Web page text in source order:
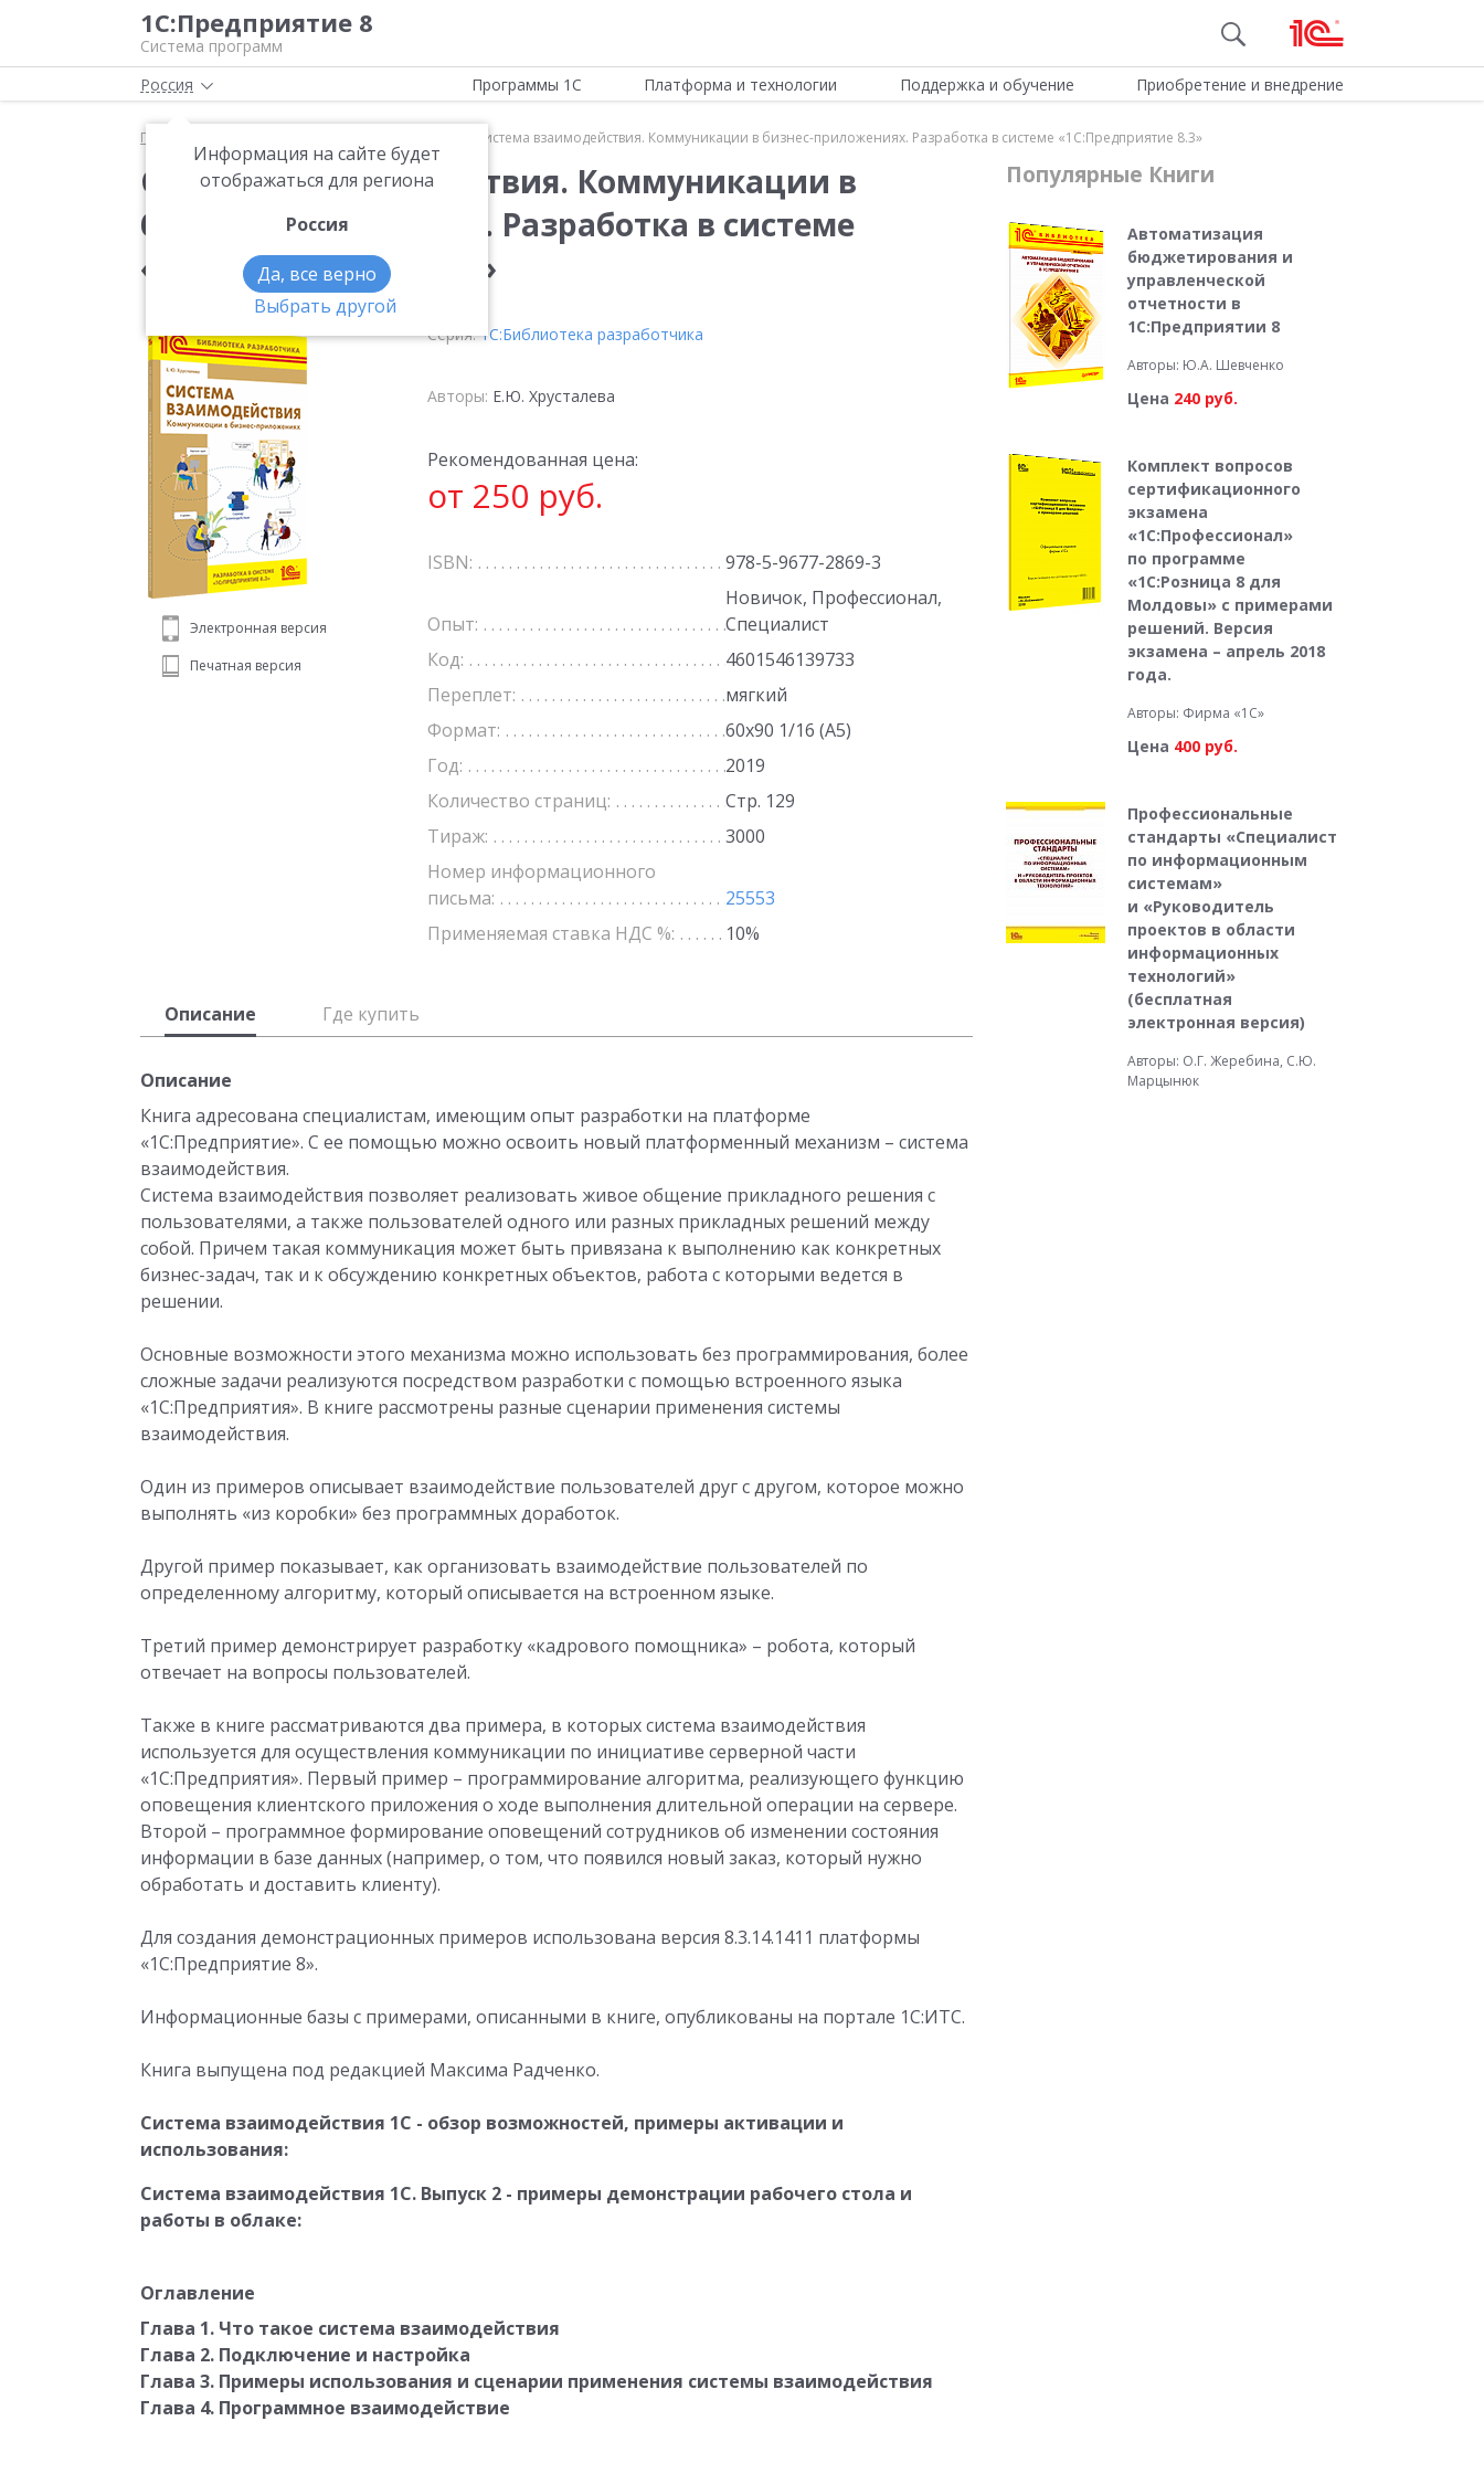
1С:Предприятие 8
Система программ
Россия
Информация на сайте будет
отображаться для региона
Россия
Да, все верно
Выбрать другой
Программы 1С Платформа и технологии Поддержка и обучение Приобретение и внедрение
Главная Система взаимодействия. Коммуникации в бизнес-приложениях. Разработка в системе «1С:Предприятие 8.3»
Система взаимодействия. Коммуникации в
бизнес-приложениях. Разработка в системе
«1С:Предприятие 8.3»
Электронная версия
Печатная версия
Серия: 1С:Библиотека разработчика
Авторы: Е.Ю. Хрусталева
Рекомендованная цена:
от 250 руб.
ISBN: 978-5-9677-2869-3
Опыт:
Новичок, Профессионал,
Специалист
Код:
4601546139733
Переплет:
мягкий
Формат:
60х90 1/16 (А5)
Год:
2019
Количество страниц:
Стр. 129
Тираж:
3000
Номер информационного
письма:
25553
Применяемая ставка НДС %:
10%
Описание Где купить
Описание
Книга адресована специалистам, имеющим опыт разработки на платформе
«1С:Предприятие». С ее помощью можно освоить новый платформенный механизм – система
взаимодействия.
Система взаимодействия позволяет реализовать живое общение прикладного решения с
пользователями, а также пользователей одного или разных прикладных решений между
собой. Причем такая коммуникация может быть привязана к выполнению как конкретных
бизнес-задач, так и к обсуждению конкретных объектов, работа с которыми ведется в
решении.
Основные возможности этого механизма можно использовать без программирования, более
сложные задачи реализуются посредством разработки с помощью встроенного языка
«1С:Предприятия». В книге рассмотрены разные сценарии применения системы
взаимодействия.
Один из примеров описывает взаимодействие пользователей друг с другом, которое можно
выполнять «из коробки» без программных доработок.
Другой пример показывает, как организовать взаимодействие пользователей по
определенному алгоритму, который описывается на встроенном языке.
Третий пример демонстрирует разработку «кадрового помощника» – робота, который
отвечает на вопросы пользователей.
Также в книге рассматриваются два примера, в которых система взаимодействия
используется для осуществления коммуникации по инициативе серверной части
«1С:Предприятия». Первый пример – программирование алгоритма, реализующего функцию
оповещения клиентского приложения о ходе выполнения длительной операции на сервере.
Второй – программное формирование оповещений сотрудников об изменении состояния
информации в базе данных (например, о том, что появился новый заказ, который нужно
обработать и доставить клиенту).
Для создания демонстрационных примеров использована версия 8.3.14.1411 платформы
«1С:Предприятие 8».
Информационные базы с примерами, описанными в книге, опубликованы на портале 1С:ИТС.
Книга выпущена под редакцией Максима Радченко.
Система взаимодействия 1С - обзор возможностей, примеры активации и
использования:
Система взаимодействия 1С. Выпуск 2 - примеры демонстрации рабочего стола и
работы в облаке:
Оглавление
Глава 1. Что такое система взаимодействия
Глава 2. Подключение и настройка
Глава 3. Примеры использования и сценарии применения системы взаимодействия
Глава 4. Программное взаимодействие
Популярные Книги
Автоматизация
бюджетирования и
управленческой
отчетности в
1С:Предприятии 8
Авторы: Ю.А. Шевченко
Цена 240 руб.
Комплект вопросов
сертификационного
экзамена
«1С:Профессионал»
по программе
«1С:Розница 8 для
Молдовы» с примерами
решений. Версия
экзамена – апрель 2018
года.
Авторы: Фирма «1С»
Цена 400 руб.
Профессиональные
стандарты «Специалист
по информационным
системам»
и «Руководитель
проектов в области
информационных
технологий»
(бесплатная
электронная версия)
Авторы: О.Г. Жеребина, С.Ю.
Марцынюк